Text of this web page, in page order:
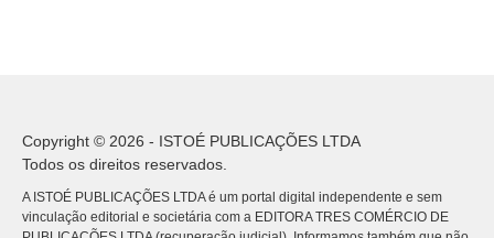
Copyright © 2026 - ISTOÉ PUBLICAÇÕES LTDA
Todos os direitos reservados.
A ISTOÉ PUBLICAÇÕES LTDA é um portal digital independente e sem
vinculação editorial e societária com a EDITORA TRES COMÉRCIO DE